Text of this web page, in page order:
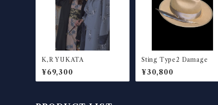
K,R YUKATA
¥69,300
Sting Type2 Damage
¥30,800